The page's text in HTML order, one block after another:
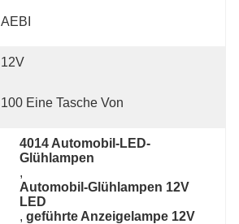
AEBI
12V
100 Eine Tasche Von
4014 Automobil-LED-
Glühlampen
,
Automobil-Glühlampen 12V
LED
, geführte Anzeigelampe 12V